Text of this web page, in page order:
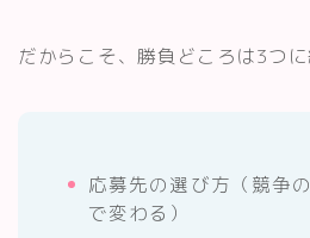
だからこそ、勝負どころは3つに
応募先の選び方（競争
で変わる）